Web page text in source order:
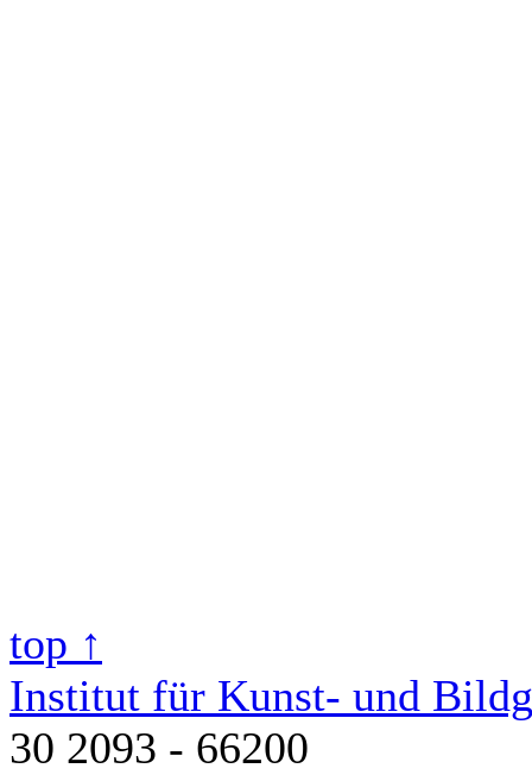
top ↑
Institut für Kunst- und
30 2093 - 66200